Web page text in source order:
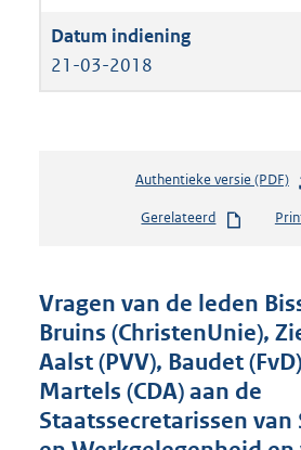
21-03-2018
Authentieke versie (PDF)b
s
d
s
g
o
Gerelateerd
Vragen van de leden
Bruins (ChristenUnie),
Aalst (PVV), Baudet
Martels (CDA) aan de
Staatssecretarissen van